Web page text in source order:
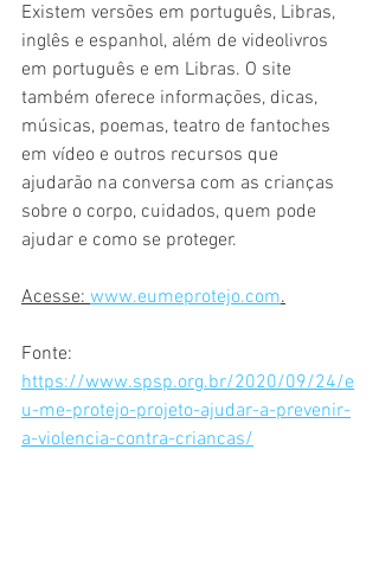
Existem versões em português, Libras,
inglês e espanhol, além de videolivros
em português e em Libras. O site
também oferece informações, dicas,
músicas, poemas, teatro de fantoches
em vídeo e outros recursos que
ajudarão na conversa com as crianças
sobre o corpo, cuidados, quem pode
ajudar e como se proteger.
Acesse: www.eumeprotejo.com.
Fonte:
https://www.spsp.org.br/2020/09/24/e
u-me-protejo-projeto-ajudar-a-prevenir-
a-violencia-contra-criancas/